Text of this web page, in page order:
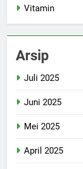
Vitamin
Arsip
Juli 2025
Juni 2025
Mei 2025
April 2025